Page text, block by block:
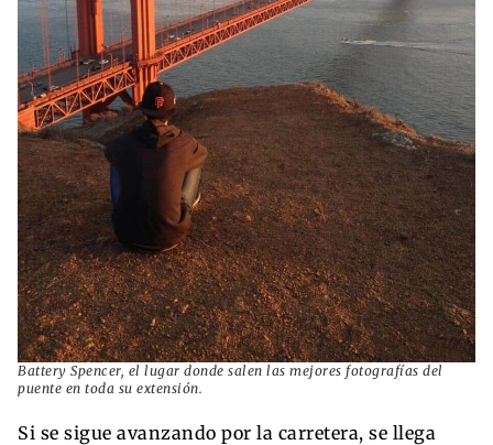
Battery Spencer, el lugar donde salen las mejores fotografías del
puente en toda su extensión.
Si se sigue avanzando por la carretera, se llega